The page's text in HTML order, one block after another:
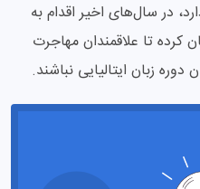
در سال‌های اخیر اقدام به
کرده تا علاقمندان مهاجرت
زبان ایتالیایی نباشند.